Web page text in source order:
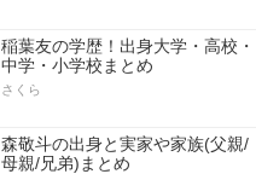
稲葉友の学歴！出身大学・高校・
中学・小学校まとめ
さくら
森敬斗の出身と実家や家族(父親/
母親/兄弟)まとめ